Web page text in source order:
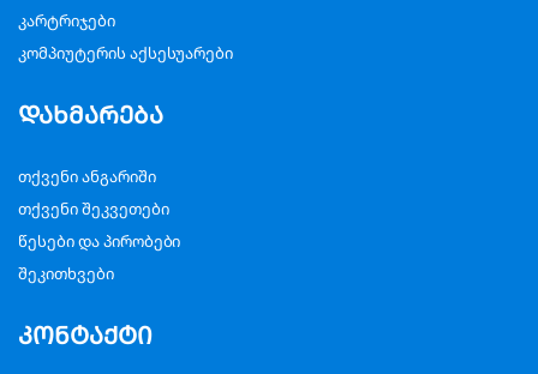
კარტრიჯები
კომპიუტერის აქსესუარები
დახმარება
თქვენი ანგარიში
თქვენი შეკვეთები
წესები და პირობები
შეკითხვები
კონტაქტი